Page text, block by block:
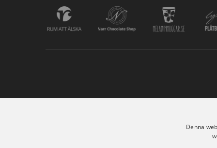
Denna